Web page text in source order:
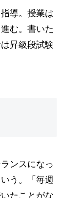
導。授業は
む。書いた
昇級段試験
ンスになっ
う。「毎週
たことがな